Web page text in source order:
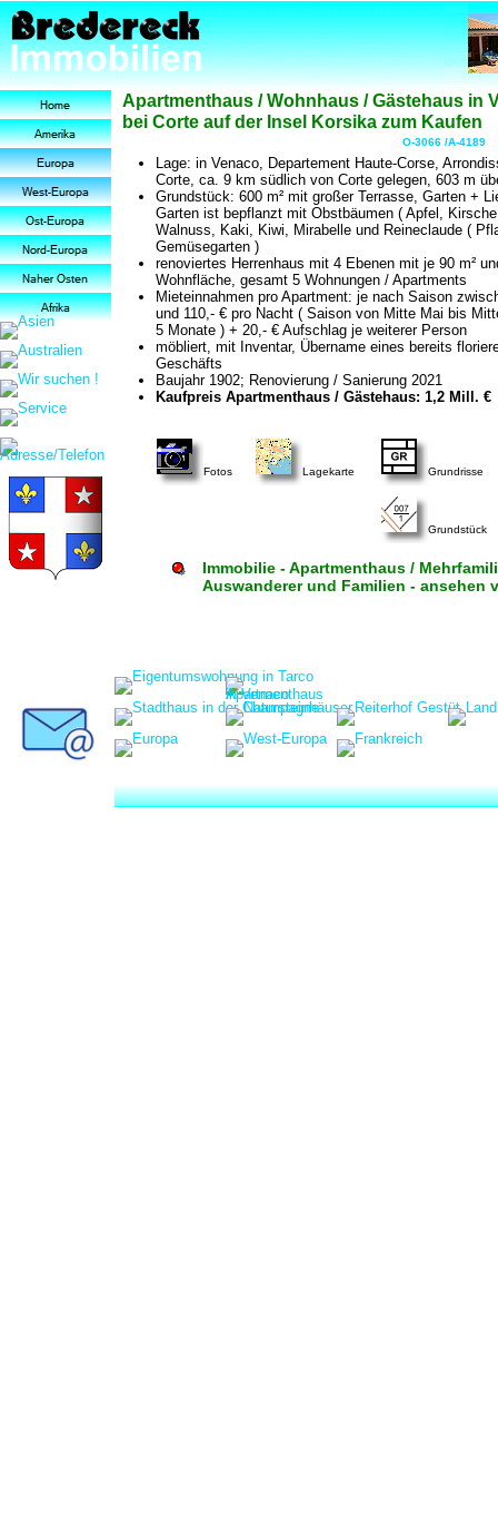
Apartmenthaus / Wohnhaus / Gästehaus in
bei Corte auf der Insel Korsika zum Kaufen
O-3066 /A-4189
Lage: in Venaco, Departement Haute-Corse,
Corte, ca. 9 km südlich von Corte gelegen, 603 m
Grundstück: 600 m² mit großer Terrasse, Garten +
Garten ist bepflanzt mit Obstbäumen ( Apfel,
Walnuss, Kaki, Kiwi, Mirabelle und Reineclaude (
Gemüsegarten )
renoviertes Herrenhaus mit 4 Ebenen mit je 90 m²
Wohnfläche, gesamt 5 Wohnungen / Apartments
Mieteinnahmen pro Apartment: je nach Saison
und 110,- € pro Nacht ( Saison von Mitte Mai bis
5 Monate ) + 20,- € Aufschlag je weiterer Person
möbliert, mit Inventar, Übername eines bereits
Geschäfts
Baujahr 1902; Renovierung / Sanierung 2021
Kaufpreis Apartmenthaus / Gästehaus: 1,2 Mill. €
Fotos Lagekarte Grundrisse
Grundstück
Immobilie - Apartmenthaus /
Auswanderer und Familien - ansehen